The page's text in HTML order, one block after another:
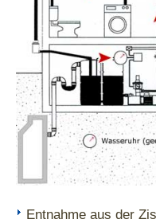
Entnahme aus der